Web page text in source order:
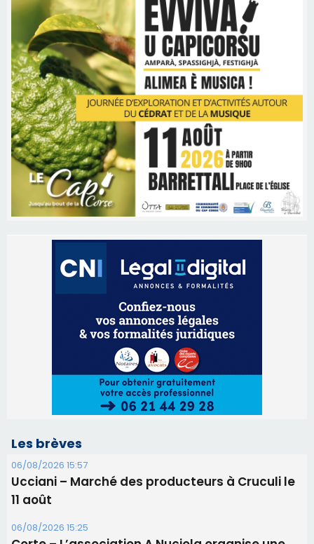
Les brèves
Ucciani – Marché des producteurs à Cruculi le
Corte – L’association A Nuciola organise une
projection sous les étoiles
Alata - Soirée Tango Argentin au stade de San
Benedetto
05/08/2026 09:53
Biguglia : messe de la Sainte-Marie et
procession le 14 août